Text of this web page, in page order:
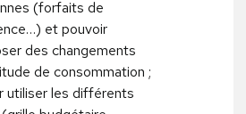
(forfaits de
et pouvoir
des changements
de consommation ;
utiliser les différents